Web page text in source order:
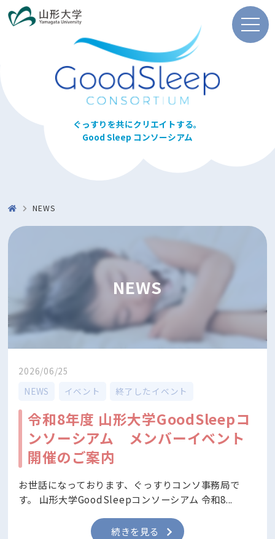
ぐっすりを共にクリエイトする。
Good Sleep コンソーシアム
NEWS
NEWS
2026/06/25
NEWS
イベント 終了したイベント
令和8年度 山形大学GoodSleepコ
ンソーシアム メンバーイベント
開催のご案内
お世話になっております、ぐっすりコンソ事務局で
す。 山形大学GoodSleepコンソーシアム 令和8...
続きを見る